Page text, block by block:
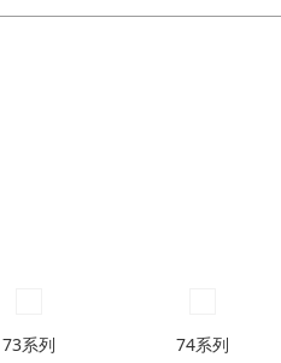
73系列 74系列